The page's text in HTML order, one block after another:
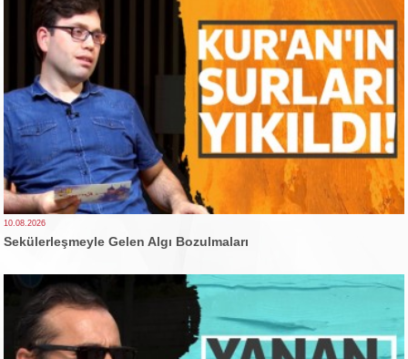
10.08.2026
Sekülerleşmeyle Gelen Algı Bozulmaları